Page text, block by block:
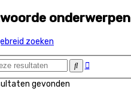
onderwerpen
zoeken
ZoekUitgebreid
gevonden